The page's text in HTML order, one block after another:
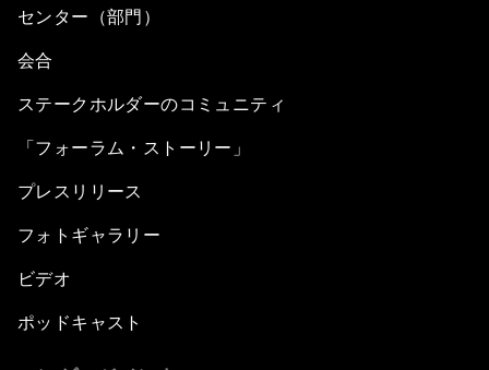
センター（部門）
会合
ステークホルダーのコミュニティ
「フォーラム・ストーリー」
プレスリリース
フォトギャラリー
ビデオ
ポッドキャスト